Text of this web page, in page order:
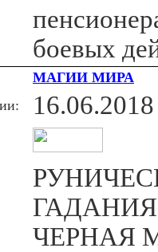
боевых
МАГИИ МИРА
16.06.2018
ЧЕРНАЯ